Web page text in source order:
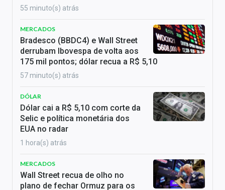
55 minuto(s) atrás
MERCADOS
Bradesco (BBDC4) e Wall Street
derrubam Ibovespa de volta aos
175 mil pontos; dólar recua a R$ 5,10
57 minuto(s) atrás
DÓLAR
Dólar cai a R$ 5,10 com corte da
Selic e política monetária dos
EUA no radar
1 hora(s) atrás
MERCADOS
Wall Street recua de olho no
plano de fechar Ormuz para os